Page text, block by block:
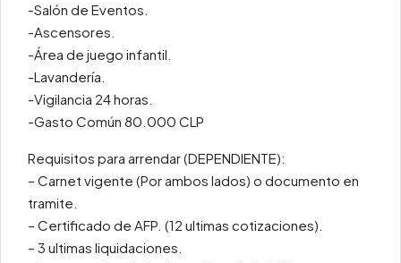
-Salón de Eventos.
-Ascensores.
-Área de juego infantil.
-Lavandería.
-Vigilancia 24 horas.
-Gasto Común 80.000 CLP
Requisitos para arrendar (DEPENDIENTE):
– Carnet vigente (Por ambos lados) o documento en
tramite.
– Certificado de AFP. (12 ultimas cotizaciones).
– 3 ultimas liquidaciones.